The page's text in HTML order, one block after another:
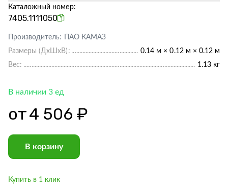
Каталожный номер:
7405.1111050
Производитель:
ПАО КАМАЗ
Размеры (ДхШхВ):
0.14 м × 0.12 м × 0.12 м
Вес:
1.13 кг
В наличии 3 ед
от4 506 ₽
В корзину
Купить в 1 клик